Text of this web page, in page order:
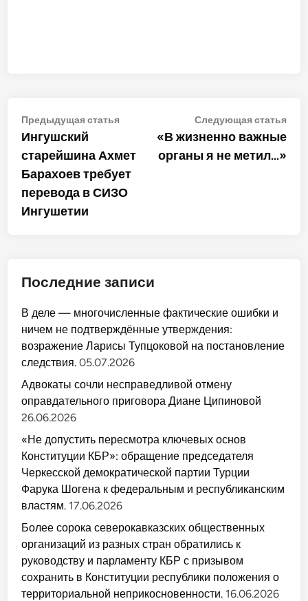
Навигация
по
записям
Предыдущая статьяПредыдущая
Ингушский
старейшина Ахмет
Барахоев требует
перевода в СИЗО
Ингушетии
Следующая статья
«В жизненно важные
органы я не метил…»
Последние записи
В деле — многочисленные фактические ошибки и
ничем не подтверждённые утверждения:
возражение Ларисы Тупцоковой на постановление
следствия. 05.07.2026
Адвокаты сочли несправедливой отмену
оправдательного приговора Диане Ципиновой
26.06.2026
«Не допустить пересмотра ключевых основ
Конституции КБР»: обращение председателя
Черкесской демократической партии Турции
Фарука Шогена к федеральным и республиканским
властям. 17.06.2026
Более сорока северокавказских общественных
организаций из разных стран обратились к
руководству и парламенту КБР с призывом
сохранить в Конституции республики положения о
территориальной неприкосновенности. 16.06.2026